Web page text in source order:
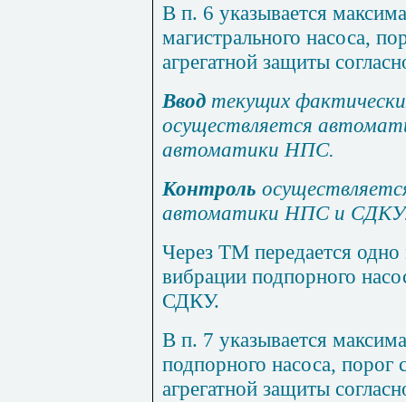
В п. 6 указывается
магистрального насоса,
агрегатной защиты
Ввод текущих
осуществляется
автоматики НПС.
Контроль
автоматики НПС и
Через ТМ передается одно
вибрации подпорного
СДКУ.
В п. 7 указывается
подпорного насоса, порог
агрегатной защиты